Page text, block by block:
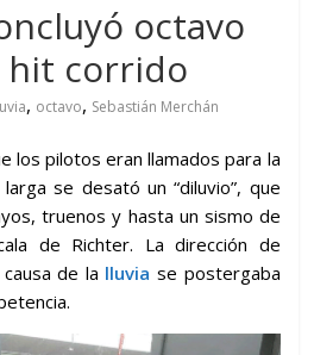
octavo
hit corrido
, octavo, Sebastián Merchán
los pilotos eran llamados para la
se desató un “diluvio”, que
truenos y hasta un sismo de
de Richter. La dirección de
de la lluvia se postergaba